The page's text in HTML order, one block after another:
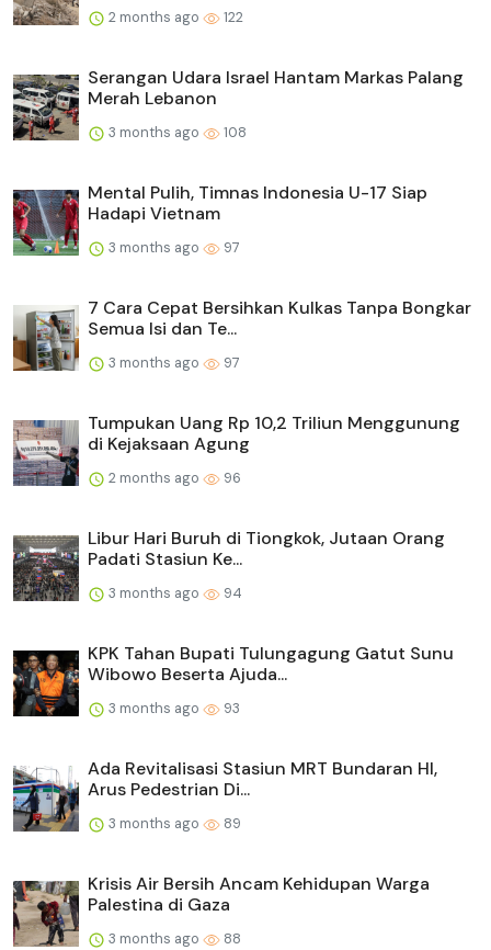
2 months ago 122
Serangan Udara Israel Hantam Markas Palang
Merah Lebanon
3 months ago 108
Mental Pulih, Timnas Indonesia U-17 Siap
Hadapi Vietnam
3 months ago 97
7 Cara Cepat Bersihkan Kulkas Tanpa Bongkar
Semua Isi dan Te...
3 months ago 97
Tumpukan Uang Rp 10,2 Triliun Menggunung
di Kejaksaan Agung
2 months ago 96
Libur Hari Buruh di Tiongkok, Jutaan Orang
Padati Stasiun Ke...
3 months ago 94
KPK Tahan Bupati Tulungagung Gatut Sunu
Wibowo Beserta Ajuda...
3 months ago 93
Ada Revitalisasi Stasiun MRT Bundaran HI,
Arus Pedestrian Di...
3 months ago 89
Krisis Air Bersih Ancam Kehidupan Warga
Palestina di Gaza
3 months ago 88